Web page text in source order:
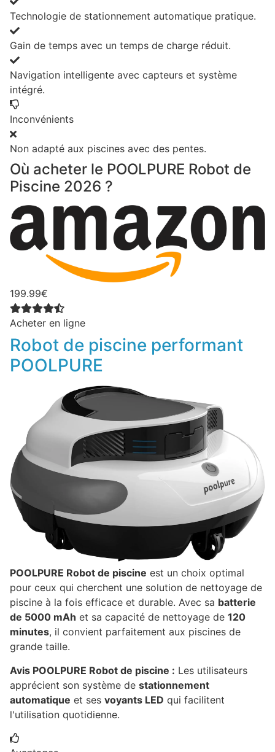
Technologie de stationnement automatique pratique.
Gain de temps avec un temps de charge réduit.
Navigation intelligente avec capteurs et système
intégré.
Inconvénients
Non adapté aux piscines avec des pentes.
Où acheter le POOLPURE Robot de
Piscine 2026 ?
199.99€
Acheter en ligne
Robot de piscine performant
POOLPURE
POOLPURE Robot de piscine est un choix optimal
pour ceux qui cherchent une solution de nettoyage de
piscine à la fois efficace et durable. Avec sa batterie
de 5000 mAh et sa capacité de nettoyage de 120
minutes, il convient parfaitement aux piscines de
grande taille.
Avis POOLPURE Robot de piscine : Les utilisateurs
apprécient son système de stationnement
automatique et ses voyants LED qui facilitent
l'utilisation quotidienne.